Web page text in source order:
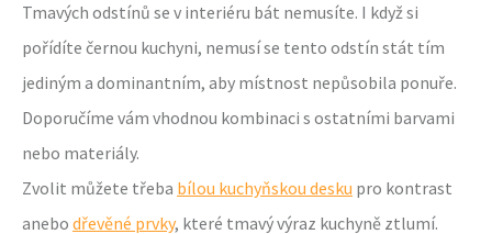
Tmavých odstínů se v interiéru bát nemusíte. I když si
pořídíte černou kuchyni, nemusí se tento odstín stát tím
jediným a dominantním, aby místnost nepůsobila ponuře.
Doporučíme vám vhodnou kombinaci s ostatními barvami
nebo materiály.
Zvolit můžete třeba bílou kuchyňskou desku pro kontrast
anebo dřevěné prvky, které tmavý výraz kuchyně ztlumí.